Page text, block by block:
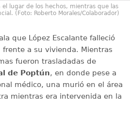
lugar de los hechos, mientras que las
(Foto: Roberto Morales/Colaborador)
que López Escalante falleció
a su vivienda. Mientras
fueron trasladadas de
de Poptún, en donde pese a
médico, una murió en el área
mientras era intervenida en la